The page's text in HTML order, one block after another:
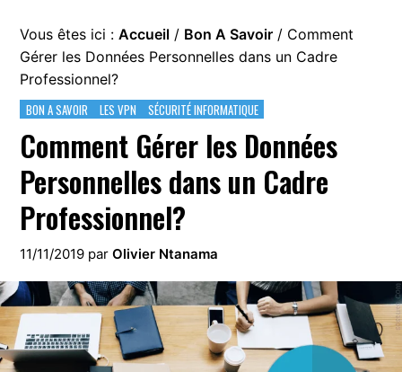
Vous êtes ici :Accueil / Bon A Savoir / Comment
Gérer les Données Personnelles dans un Cadre
Professionnel?
BON A SAVOIR
LES VPN SÉCURITÉ INFORMATIQUE
Comment Gérer les Données
Personnelles dans un Cadre
Professionnel?
11/11/2019 parOlivier Ntanama